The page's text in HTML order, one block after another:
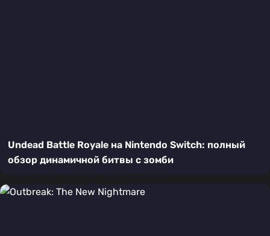
Undead Battle Royale на Nintendo Switch: полный
обзор динамичной битвы с зомби